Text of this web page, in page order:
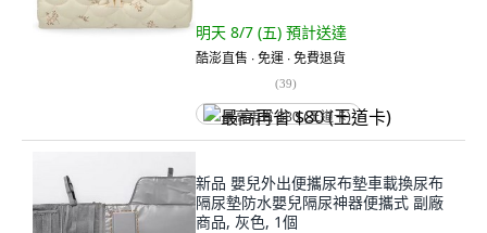
明天 8/7 (五) 預計送達
酷澎直售 ∙ 免運 ∙ 免費退貨
(39)
最高再省 $80 (王道卡)
新品 嬰兒外出便攜尿布墊車載換尿布
隔尿墊防水嬰兒隔尿神器便攜式 副廠
商品, 灰色, 1個